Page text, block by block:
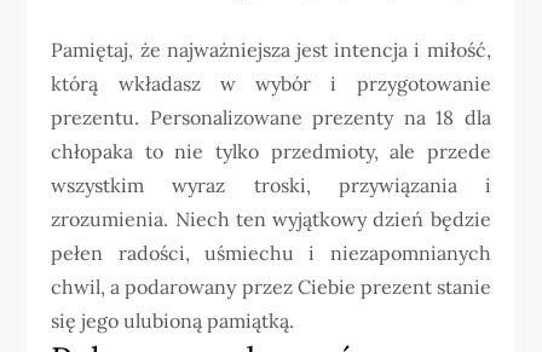
Pamiętaj, że najważniejsza jest intencja i miłość,
którą wkładasz w wybór i przygotowanie
prezentu. Personalizowane prezenty na 18 dla
chłopaka to nie tylko przedmioty, ale przede
wszystkim wyraz troski, przywiązania i
zrozumienia. Niech ten wyjątkowy dzień będzie
pełen radości, uśmiechu i niezapomnianych
chwil, a podarowany przez Ciebie prezent stanie
się jego ulubioną pamiątką.